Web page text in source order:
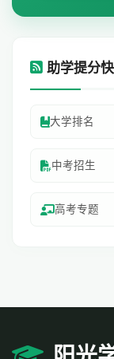
助学提分
大学排名
中考招生
高考专题